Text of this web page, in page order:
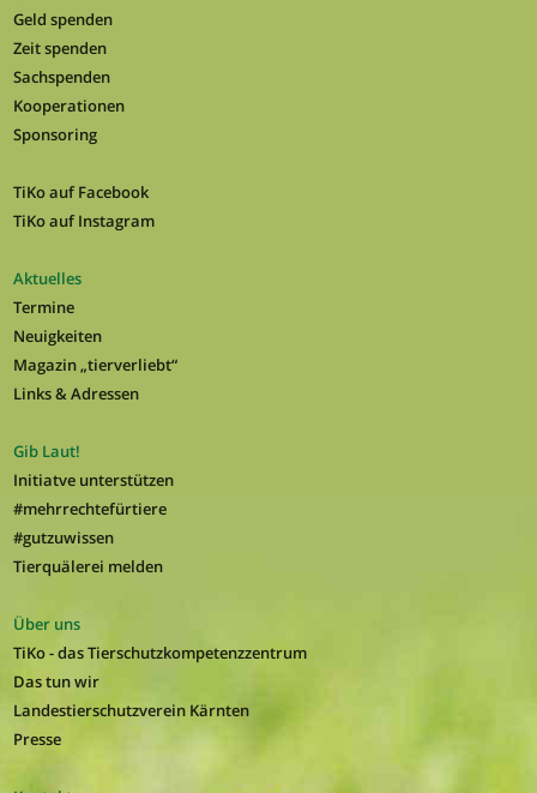
Geld spenden
Zeit spenden
Sachspenden
Kooperationen
Sponsoring
TiKo auf Facebook
TiKo auf Instagram
Aktuelles
Termine
Neuigkeiten
Magazin „tierverliebt“
Links & Adressen
Gib Laut!
Initiatve unterstützen
#mehrrechtefürtiere
#gutzuwissen
Tierquälerei melden
Über uns
TiKo - das Tierschutzkompetenzzentrum
Das tun wir
Landestierschutzverein Kärnten
Presse